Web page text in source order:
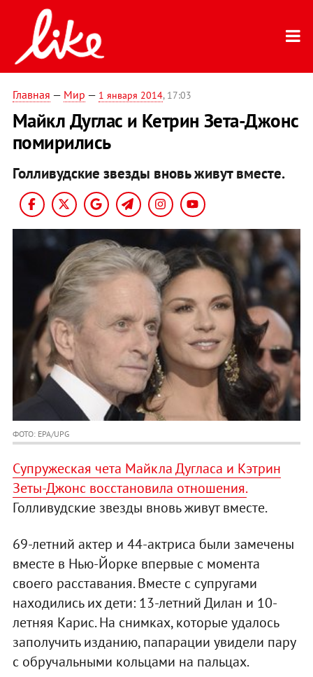
Главная — Мир — 1 января 2014, 17:03
Майкл Дуглас и Кетрин Зета-Джонс
помирились
Голливудские звезды вновь живут вместе.
ФОТО: EPA/UPG
Супружеская чета Майкла Дугласа и Кэтрин
Зеты-Джонс восстановила отношения.
Голливудские звезды вновь живут вместе.
69-летний актер и 44-актриса были замечены
вместе в Нью-Йорке впервые с момента
своего расставания. Вместе с супругами
находились их дети: 13-летний Дилан и 10-
летняя Карис. На снимках, которые удалось
заполучить изданию, папарации увидели пару
с обручальными кольцами на пальцах.